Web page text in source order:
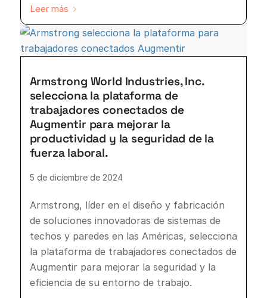
Leer más
Armstrong World Industries, Inc.
selecciona la plataforma de
trabajadores conectados de
Augmentir para mejorar la
productividad y la seguridad de la
fuerza laboral.
5 de diciembre de 2024
Armstrong, líder en el diseño y fabricación
de soluciones innovadoras de sistemas de
techos y paredes en las Américas, selecciona
la plataforma de trabajadores conectados de
Augmentir para mejorar la seguridad y la
eficiencia de su entorno de trabajo.